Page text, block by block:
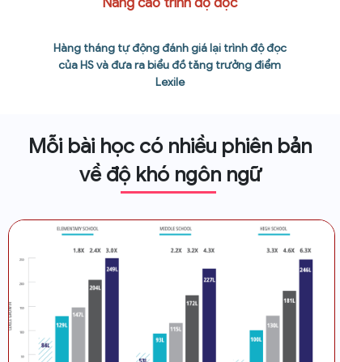
Hàng tháng tự động đánh giá lại trình độ đọc
của HS và đưa ra biểu đồ tăng trưởng điểm
Lexile
Mỗi bài học có nhiều phiên bản
về độ khó ngôn ngữ